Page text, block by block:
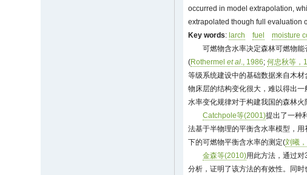
occurred in model extrapolation,
extrapolated though full evaluation
Key words: larch fuel moisture
可燃物含水率决定森林可燃物
(Rothermelet al., 1986;何忠秋等，
等级系统建设中的基础数据来自木
物床层的结构变化很大，难以得出
水率变化规律对于构建我国的森林火
Catchpole等(2001)提出了一种
法基于半物理的平衡含水率模型，
下的可燃物平衡含水率的测定(刘曦
金森等(2010)用此方法，通过
分析，证明了该方法的有效性。同